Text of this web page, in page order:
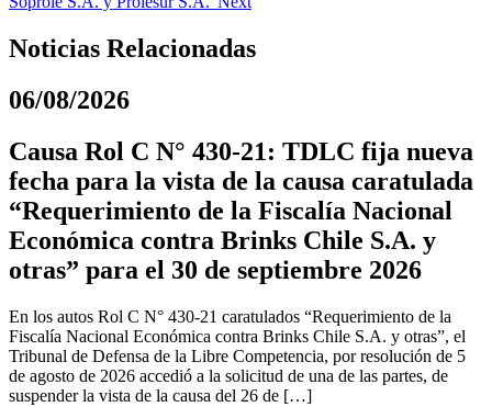
Noticias Relacionadas
06/08/2026
Causa Rol C N° 430-21: TDLC fija nueva
fecha para la vista de la causa caratulada
“Requerimiento de la Fiscalía Nacional
Económica contra Brinks Chile S.A. y
otras” para el 30 de septiembre 2026
En los autos Rol C N° 430-21 caratulados “Requerimiento de la
Fiscalía Nacional Económica contra Brinks Chile S.A. y otras”, el
Tribunal de Defensa de la Libre Competencia, por resolución de 5
de agosto de 2026 accedió a la solicitud de una de las partes, de
suspender la vista de la causa del 26 de […]